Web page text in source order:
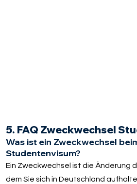
5. FAQ Zweckwechsel
Was ist ein Zweckwechsel
Studentenvisum?
Ein Zweckwechsel ist die Änderung
dem Sie sich in Deutschland